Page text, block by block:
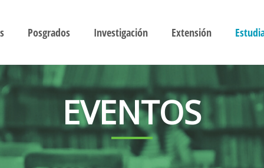
Posgrados Investigación Extensión
EVENTOS